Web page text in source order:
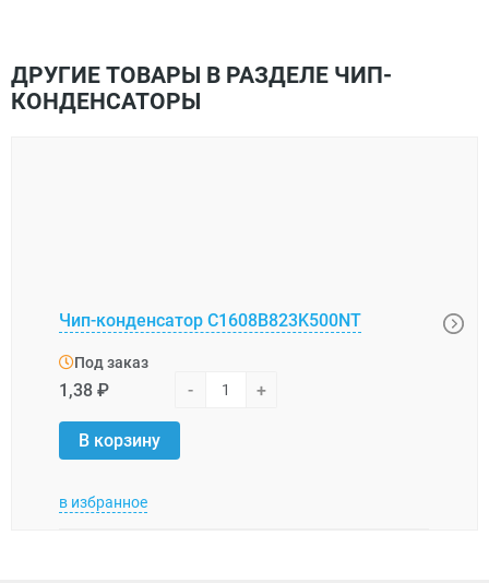
ДРУГИЕ ТОВАРЫ В РАЗДЕЛЕ ЧИП-
КОНДЕНСАТОРЫ
Чип-конденсатор C1608B823K500NT
Под заказ
1,38 ₽ - +
В корзину
в избранное